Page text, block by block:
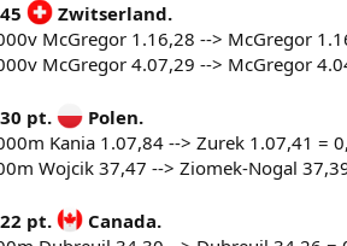
Zwitserland.
McGregor 1.16,28 --> McGregor
McGregor 4.07,29 --> McGregor
pt.
Polen.
Kania 1.07,84 --> Zurek 1.07,41 =
Wojcik 37,47 --> Ziomek-Nogal
pt.
Canada.